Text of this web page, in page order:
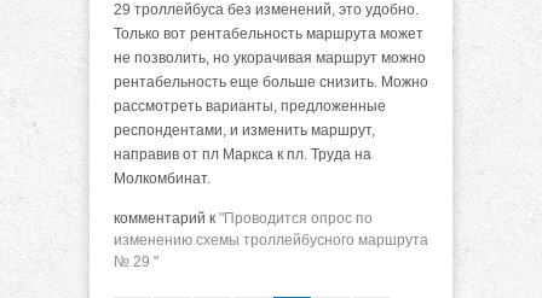
29 троллейбуса без изменений, это удобно.
Только вот рентабельность маршрута может
не позволить, но укорачивая маршрут можно
рентабельность еще больше снизить. Можно
рассмотреть варианты, предложенные
респондентами, и изменить маршрут,
направив от пл Маркса к пл. Труда на
Молкомбинат.
комментарий к "Проводится опрос по
изменению схемы троллейбусного маршрута
№ 29 "